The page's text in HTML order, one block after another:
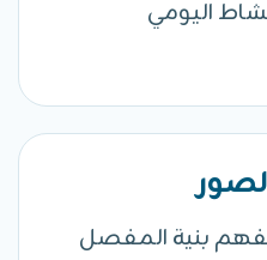
اليومي
لفهم بنية المفصل